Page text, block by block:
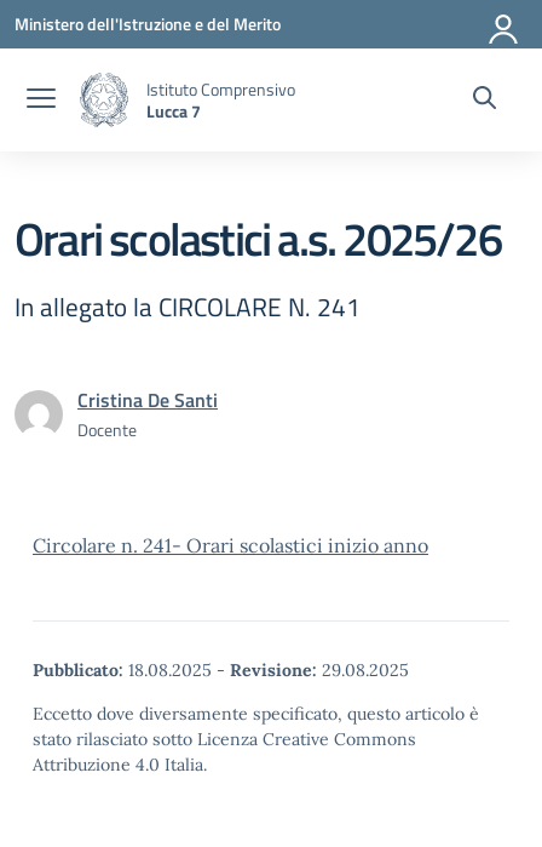
Vai ai contenuti
Vai al menu di navigazione
Vai al footer
Ministero dell'Istruzione e del Merito
Istituto Comprensivo
Lucca 7
Orari scolastici a.s. 2025/26
In allegato la CIRCOLARE N. 241
Cristina De Santi
Docente
Circolare n. 241- Orari scolastici inizio anno
Pubblicato: 18.08.2025 - Revisione: 29.08.2025
Eccetto dove diversamente specificato, questo articolo è
stato rilasciato sotto Licenza Creative Commons
Attribuzione 4.0 Italia.